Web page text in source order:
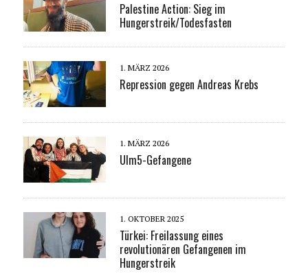
Palestine Action: Sieg im
Hungerstreik/Todesfasten
1. MÄRZ 2026
Repression gegen Andreas Krebs
1. MÄRZ 2026
Ulm5-Gefangene
1. OKTOBER 2025
Türkei: Freilassung eines
revolutionären Gefangenen im
Hungerstreik